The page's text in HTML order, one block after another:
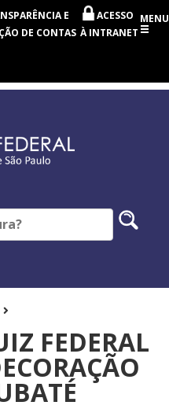
E
DE CONTAS
ACESSO
À INTRANET
MENU
FEDERAL